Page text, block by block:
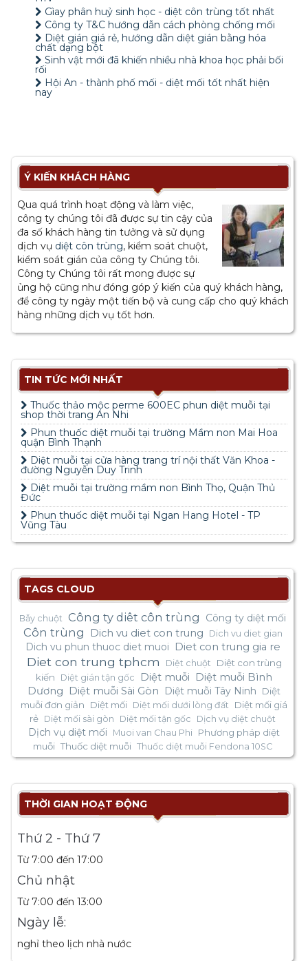
Gìay phân huỷ sinh học - diệt côn trùng tốt nhất
Công ty T&C hướng dẫn cách phòng chống mối
Diệt gián giá rẻ, hướng dẫn diệt gián bằng hóa
chất dạng bột
Sinh vật mới đã khiến nhiều nhà khoa học phải bối
rối
Hội An - thành phố mối - diệt mối tốt nhất hiện
nay
Ý KIẾN KHÁCH HÀNG
Qua quá trình hoạt động và làm việc,
công ty chúng tôi đã được sự tin cậy của
đa số khách hàng tin tưởng và sử dụng
dịch vụ diệt côn trùng, kiểm soát chuột,
kiểm soát gián của công ty Chúng tôi.
Công ty Chúng tôi rất mong được sự
ủng hộ cũng như đóng góp ý kiến của quý khách hàng,
để công ty ngày một tiến bộ và cung cấp cho quý khách
hàng những dịch vụ tốt hơn.
TIN TỨC MỚI NHẤT
Thuốc thảo mộc perme 600EC phun diệt muỗi tại
shop thời trang An Nhi
Phun thuốc diệt muỗi tại trường Mầm non Mai Hoa
quận Bình Thạnh
Diệt muỗi tại cửa hàng trang trí nội thất Văn Khoa -
đường Nguyễn Duy Trinh
Diệt muỗi tại trường mầm non Bình Thọ, Quận Thủ
Đức
Phun thuốc diệt muỗi tại Ngan Hang Hotel - TP
Vũng Tàu
TAGS CLOUD
Bẫy chuột Công ty diêt côn trùng Công ty diệt mối
Côn trùng Dich vu diet con trung Dich vu diet gian
Dich vu phun thuoc diet muoi Diet con trung gia re
Diet con trung tphcm Diệt chuột
Diệt con trùng
kiến
Diệt gián tận gốc Diệt muỗi
Diệt muỗi Bình
Dương
Diệt muỗi Sài Gòn Diệt muỗi Tây Ninh
Diệt
muỗi đơn giản
Diệt mối Diệt mối dưới lòng đất
Diệt mối giá
rẻ Diệt mối sài gòn Diệt mối tận gốc Dịch vụ diệt chuột
Dịch vụ diệt mối Muoi van Chau Phi
Phương pháp diệt
muỗi Thuốc diệt muỗi Thuốc diệt muỗi Fendona 10SC
THỜI GIAN HOẠT ĐỘNG
Thứ 2 - Thứ 7
Từ 7:00 đến 17:00
Chủ nhật
Từ 7:00 đến 13:00
Ngày lễ:
nghỉ theo lịch nhà nước